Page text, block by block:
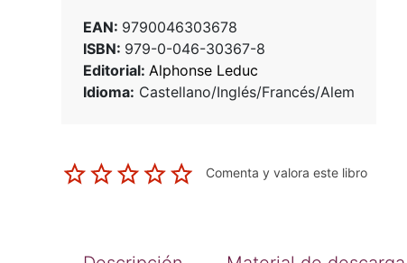
EAN: 9790046303678
ISBN: 979-0-046-30367-8
Editorial: Alphonse Leduc
Idioma: Castellano/Inglés/Francés/Alem
Comenta y valora este libro